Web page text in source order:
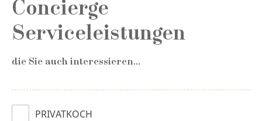
Concierge
Serviceleistungen
die Sie auch interessieren...
PRIVATKOCH